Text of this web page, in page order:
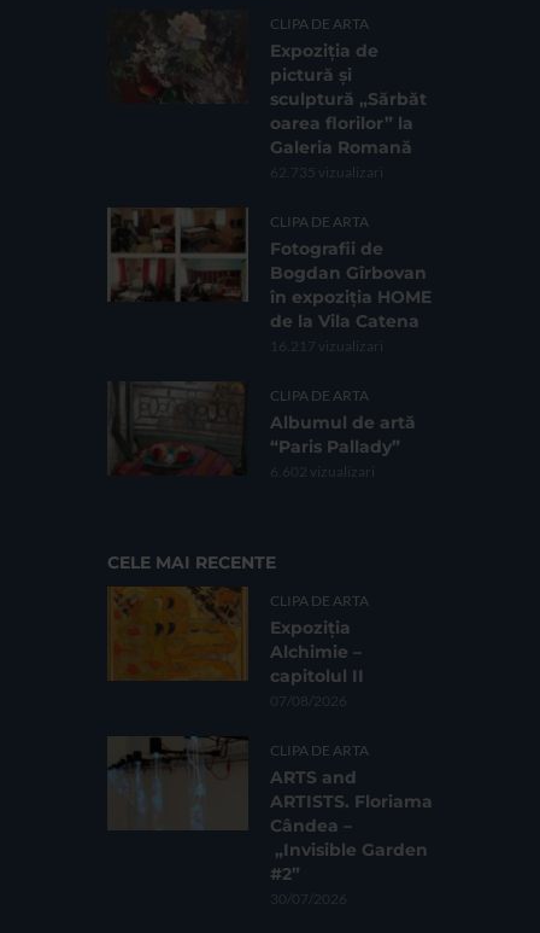
CLIPA DE ARTA
Expoziția de
pictură și
sculptură „Sărbăt
oarea florilor” la
Galeria Romană
62.735 vizualizari
CLIPA DE ARTA
Fotografii de
Bogdan Gîrbovan
în expoziția HOME
de la Vila Catena
16.217 vizualizari
CLIPA DE ARTA
Albumul de artă
“Paris Pallady”
6.602 vizualizari
CELE MAI RECENTE
CLIPA DE ARTA
Expoziția
Alchimie –
capitolul II
07/08/2026
CLIPA DE ARTA
ARTS and
ARTISTS. Floriama
Cândea –
„Invisible Garden
#2”
30/07/2026